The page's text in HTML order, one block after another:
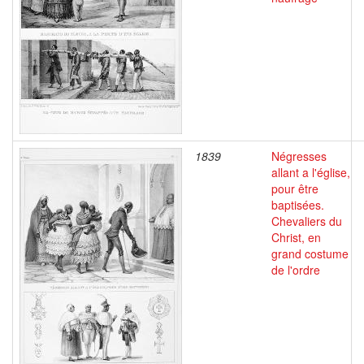
1839
Négresses
allant a l'église,
pour être
baptisées.
Chevaliers du
Christ, en
grand costume
de l'ordre